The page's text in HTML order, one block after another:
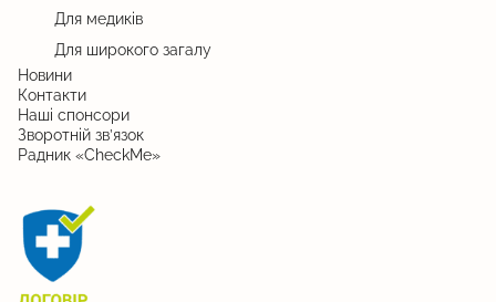
Для медиків
Для широкого загалу
Новини
Контакти
Наші спонсори
Зворотній зв’язок
Радник «CheckMe»